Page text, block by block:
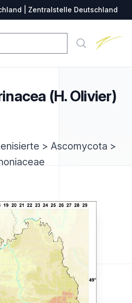
| Zentralstelle Deutschland
Suche
(H. Olivier)
> Ascomycota >